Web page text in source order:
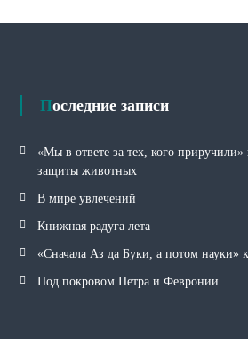
б
Последние записи
«Мы в ответе за тех, кого
защиты животных
В мире увлечений
Книжная радуга лета
«Сначала Аз да Буки, а потом науки»
Под покровом Петра и Февронии